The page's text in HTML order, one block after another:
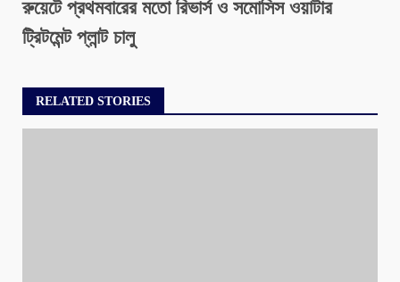
রুয়েটে প্রথমবারের মতো রিভার্স ও সমোসিস ওয়াটার
ট্রিটমেন্ট প্লান্ট চালু
RELATED STORIES